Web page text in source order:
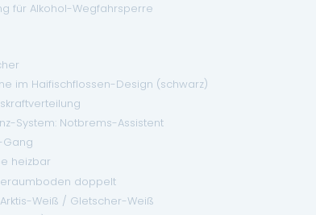
für Alkohol-Wegfahrsperre
im Haifischflossen-Design (schwarz)
System: Notbrems-Assistent
heizbar
doppelt
Weiß / Gletscher-Weiß